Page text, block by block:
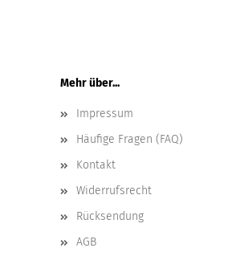
Mehr über...
Impressum
Häufige Fragen (FAQ)
Kontakt
Widerrufsrecht
Rücksendung
AGB